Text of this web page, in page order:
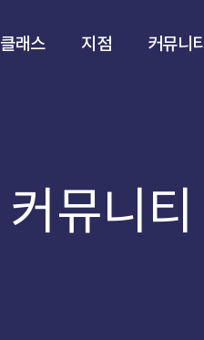
클래스 지점 커뮤니티
커뮤니티